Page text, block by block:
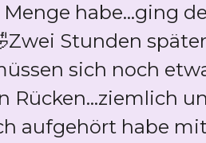
habe...ging
Stunden
sich noch
aufgehört habe